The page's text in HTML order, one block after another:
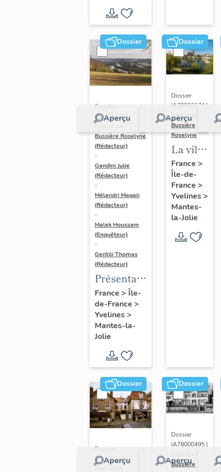
Dossier
Aperçu
Dossier
IA78002272 |
Bussière Roselyne
(Rédacteur)
-
Gandini Julie
(Rédacteur)
-
Mélandri Magali
(Rédacteur)
-
Malek Houssam
(Enquêteur)
-
Gentili Thomas
(Rédacteur)
Présentation
de l'étude
France > Île-
de-France >
Yvelines>
Mantes-la-
Jolie
Dossier
Aperçu
Dossier
IA78002174 |
Réalisé par
Bussière
Roselyne
La ville
de
Mantes-
la-Jolie
France >
Île-de-
France >
Yvelines>
Mantes-
la-Jolie
Dossier
Aperçu
Dossier
IA78000985 |
Dossier
Aperçu
Dossier
IA78000495 |
Bussière